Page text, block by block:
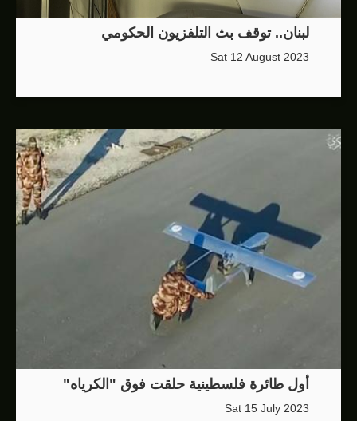
لبنان.. توقف بث التلفزيون الحكومي
Sat 12 August 2023
أول طائرة فلسطينية حلقت فوق "الكرياه"
Sat 15 July 2023